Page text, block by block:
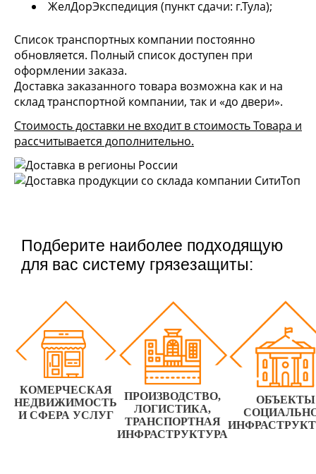
ЖелДорЭкспедиция (пункт сдачи: г.Тула);
Список транспортных компании постоянно
обновляется. Полный список доступен при
оформлении заказа.
Доставка заказанного товара возможна как и на
склад транспортной компании, так и «до двери».
Стоимость доставки не входит в стоимость Товара и
рассчитывается дополнительно.
Подберите наиболее подходящую
для вас систему грязезащиты:
КОМЕРЧЕСКАЯ
НЕДВИЖИМОСТЬ
И СФЕРА УСЛУГ
ПРОИЗВОДСТВО,
ЛОГИСТИКА,
ТРАНСПОРТНАЯ
ИНФРАСТРУКТУРА
ОБЪЕКТЫ